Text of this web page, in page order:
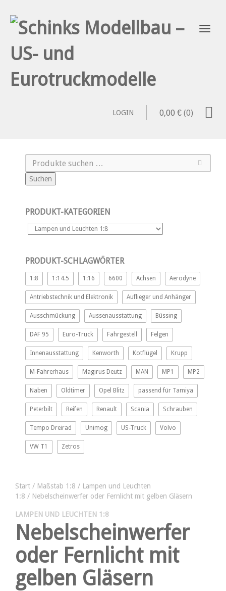
0,00 € (0)
LOGIN
Suchen
PRODUKT-KATEGORIEN
PRODUKT-SCHLAGWÖRTER
1:8 1:14.5 1:16 6600 Achsen Aerodyne
Antriebstechnik und Elektronik Auflieger und Anhänger
Ausschmückung Aussenausstattung Büssing
DAF 95 Euro-Truck Fahrgestell Felgen
Innenausstattung Kenworth Kotflügel Krupp
M-Fahrerhaus Magirus Deutz MAN MP1 MP2
Naben Oldtimer Opel Blitz passend für Tamiya
Peterbilt Reifen Renault Scania Schrauben
Tempo Dreirad Unimog US-Truck Volvo
VW T1 Zetros
Start / Maßstab 1:8 / Lampen und Leuchten
1:8 / Nebelscheinwerfer oder Fernlicht mit gelben Gläsern
LAMPEN UND LEUCHTEN 1:8
Nebelscheinwerfer
oder Fernlicht mit
gelben Gläsern